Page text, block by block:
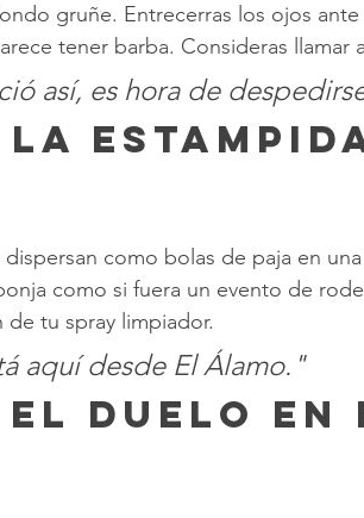
gruñe. Entrecerras los ojos
tener barba. Consideras llamar
así, es hora de
La
como bolas de paja en
como si fuera un evento de
de tu spray limpiador.
aquí desde El Álamo."
El Duelo en